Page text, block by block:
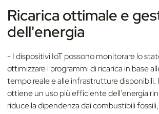
Ricarica ottimale e
dell'energia
- I dispositivi IoT possono monitorare lo
ottimizzare i programmi di ricarica in base
tempo reale e alle infrastrutture disponibili.
ottiene un uso più efficiente dell'energia
riduce la dipendenza dai combustibili